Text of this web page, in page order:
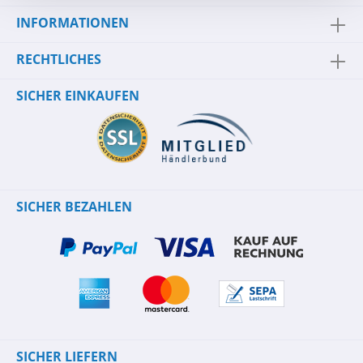
INFORMATIONEN
RECHTLICHES
SICHER EINKAUFEN
SICHER BEZAHLEN
SICHER LIEFERN